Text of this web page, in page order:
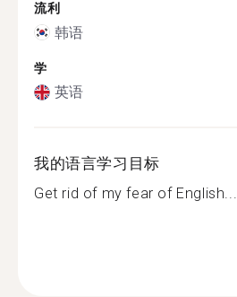
流利
韩语
学
英语
我的语言学习目标
Get rid of my fear of English...